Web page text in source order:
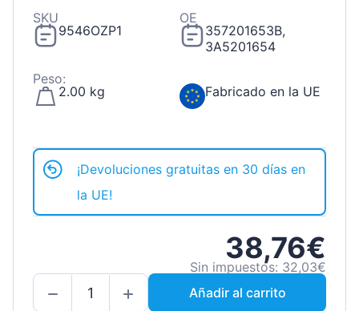
SKU
9546OZP1
OE
357201653B,
3A5201654
Peso:
2.00 kg
Fabricado en la UE
¡Devoluciones gratuitas en 30 días en
la UE!
38,76€
Sin impuestos: 32,03€
Añadir al carrito